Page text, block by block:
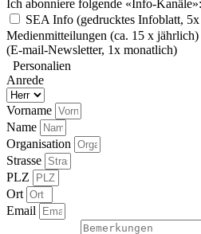
Ich abonniere folgende «Info-Kanäle»:
SEA Info (gedrucktes Infoblatt,
Medienmitteilungen (ca. 15 x jährlich)
(E-mail-Newsletter, 1x monatlich)
Personalien
Anrede
Vorname
Name
Organisation
Strasse
PLZ
Ort
Email